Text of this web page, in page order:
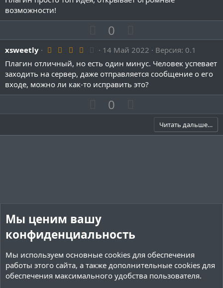
в
з
д
возможности!
П
о
з
и
т
и
н
й
0
е
г
а
т
и
н
й
xsweetly 4
0
0
з
в
ё
14 Май 2022
Версия: 0.1
Плагин отличный, но есть один минус. Человек успевает
заходить на сервер, даже отправляется сообщение о его
входе, можно ли как-то исправить это?
П
о
и
г
о
о
с
0
е
а
о
с
Читать дальше…
Мы ценим вашу
конфиденциальность
Мы используем основные cookies для обеспечения
работы этого сайта, а также дополнительные cookies для
обеспечения максимального удобства пользователя.